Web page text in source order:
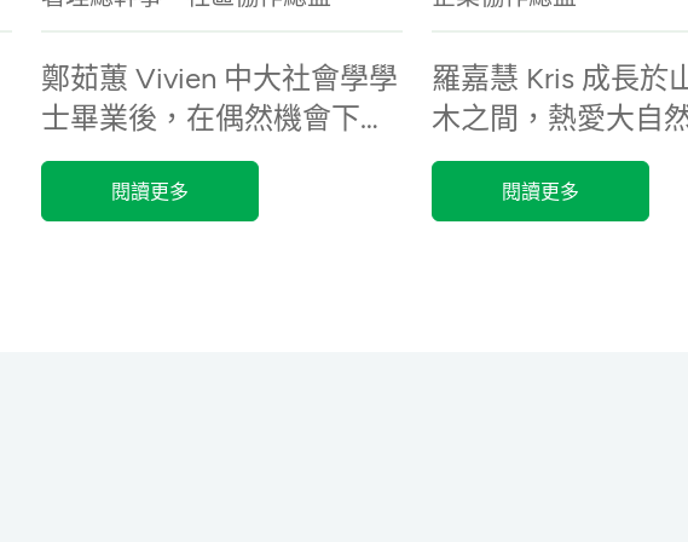
鄭茹蕙 Vivien 中大社會學學
士畢業後，在偶然機會下加
入了環保團體...
閱讀更多
羅嘉慧 Kris 成長於
木之間，熱愛大自
術文化有濃厚興趣，
銀行從事客戶諮詢顧
閱讀更多